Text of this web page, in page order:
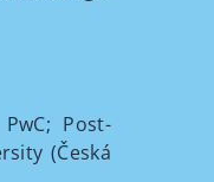
Post-
(Česká